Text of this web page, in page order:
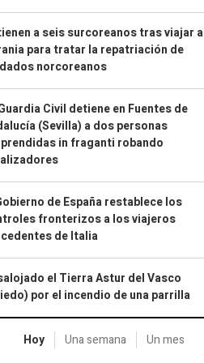
a seis surcoreanos tras viajar a
para tratar la repatriación de
norcoreanos
Civil detiene en Fuentes de
(Sevilla) a dos personas
in fraganti robando
de España restablece los
fronterizos a los viajeros
de Italia
el Tierra Astur del Vasco
por el incendio de una parrilla
Hoy Una semana Un mes